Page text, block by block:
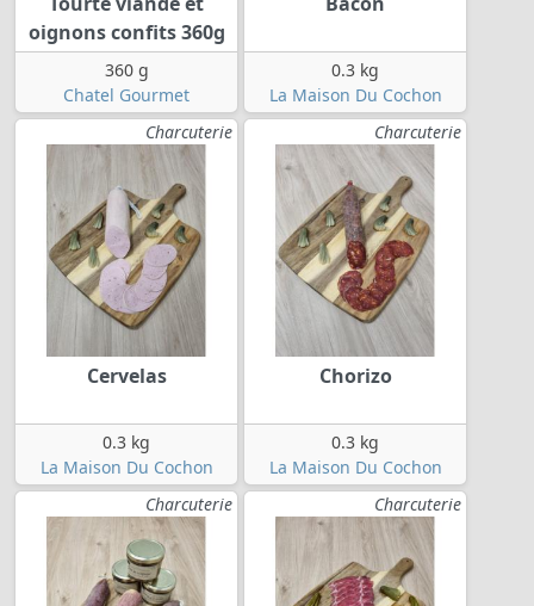
oignons confits 360g
360 g
Chatel Gourmet
0.3 kg
La Maison Du Cochon
Charcuterie
Cervelas
0.3 kg
La Maison Du Cochon
Charcuterie
Chorizo
0.3 kg
La Maison Du Cochon
Charcuterie
Charcuterie